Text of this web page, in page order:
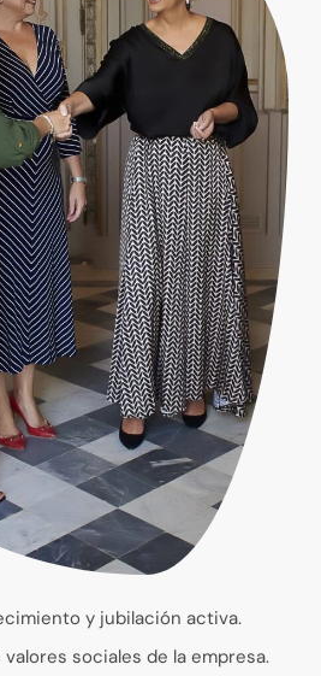
y jubilación activa.
sociales de la empresa.